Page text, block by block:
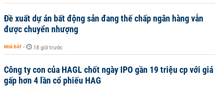
Đề xuất dự án bất động sản đang thế chấp ngân hàng vẫn
được chuyển nhượng
NHÀ ĐẤT - 18 giờ trước
Công ty con của HAGL chốt ngày IPO gần 19 triệu cp với giá
gấp hơn 4 lần cổ phiếu HAG